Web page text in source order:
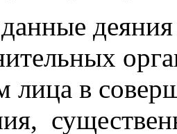
лица в